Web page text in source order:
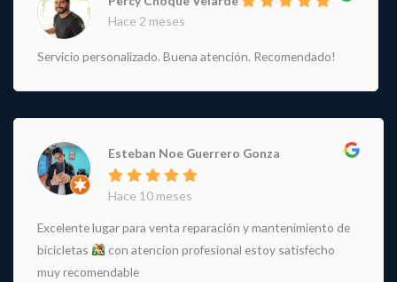
Hace 2 meses
Servicio personalizado. Buena atención. Recomendado!
Esteban Noe Guerrero Gonza
Hace 10 meses
Excelente lugar para venta reparación y mantenimiento de
bicicletas
con atencion profesional estoy satisfecho
muy recomendable